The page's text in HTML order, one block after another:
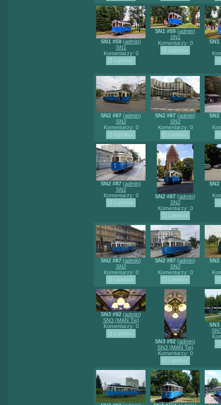
SN1 #59 (admin)
SN1
Komentarzy: 0
SN1 #59 (admin)
SN1
Komentarzy: 0
SN1
SN2 #87 (admin)
SN2
Komentarzy: 0
SN2 #87 (admin)
SN2
Komentarzy: 0
SN2
SN2 #87 (admin)
SN2
Komentarzy: 0
SN2 #87 (admin)
SN2
Komentarzy: 0
SN2
SN2 #87 (admin)
SN2
Komentarzy: 0
SN2 #87 (admin)
SN2
Komentarzy: 0
SN2
SN3 #92 (admin)
SN3 (MAN Tw)
Komentarzy: 0
SN3 #92 (admin)
SN3 (MAN Tw)
Komentarzy: 0
SN3